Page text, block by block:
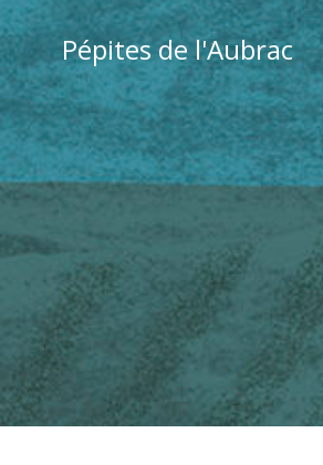
Aller
au
contenuPépites de l'Aubrac